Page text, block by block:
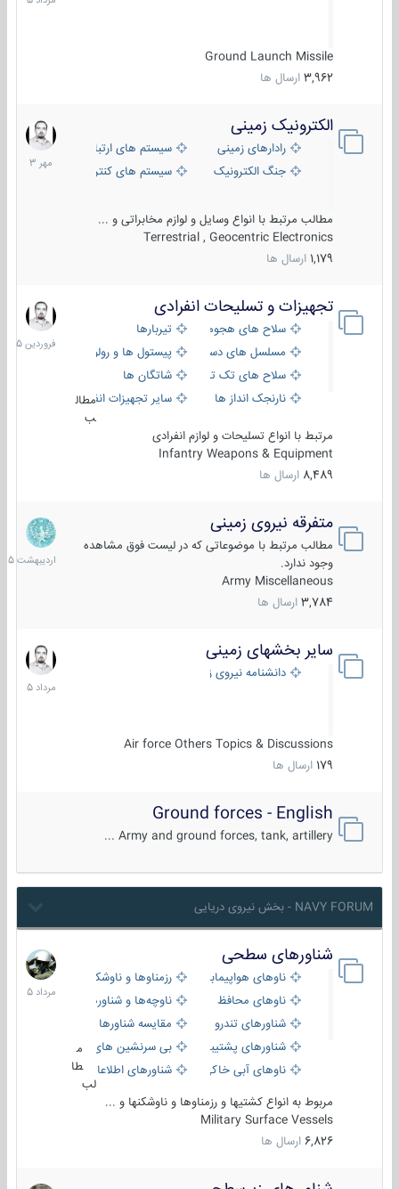
Ground Launch Missile
3,962 ارسال ها
الکترونیک زمینی
رادارهای زمینی
سیستم های ارتباطی و جمع آوری
جنگ الکترونیک
سیستم های کنترل آتش و تجهیزات
مطالب مرتبط با انواع وسایل و لوازم مخابراتی و ...
Terrestrial , Geocentric Electronics
1,179 ارسال ها
1
مهر
1403
تجهیزات و تسلیحات انفرادی
سلاح های هجومی
تیربارها
مسلسل های دستی
پیستول ها و رولورها
سلاح های تک تیر اندازیشاتگان ها
نارنجک انداز ها
سایر تجهیزات انفرادی
مطال
ب
مرتبط با انواع تسلیحات و لوازم انفرادی
Infantry Weapons & Equipment
8,489 ارسال ها
17
فروردین
1405
متفرقه نیروی زمینی
مطالب مرتبط با موضوعاتی که در لیست فوق مشاهده
وجود ندارد.
Army Miscellaneous
3,784 ارسال ها
27
1405
سایر بخشهای زمینی
دانشنامه نیروی زمینی
Air force Others Topics & Discussions
179 ارسال ها
9
مرداد
1405
Ground forces - English
Army and ground forces, tank, artillery ...
NAVY FORUM - بخش نیروی دریایی
شناورهای سطحی
ناوهای هواپیمابر و بالگرد بررزمناوها و ناوشکن‌ها
ناوهای محافظ
ناوچه‌ها و شناورهای گشتی
شناورهای تندرو
مقایسه شناورها
شناورهای پشتیبانی
بی سرنشین های دریایی
ناوهای آبی خاکی و نیروبرشناورهای اطلاعاتی و جاسوسی
طا
لب
مربوط به انواع کشتیها و رزمناوها و ناوشکنها و ...
Military Surface Vessels
6,826 ارسال ها
2
مرداد
1405